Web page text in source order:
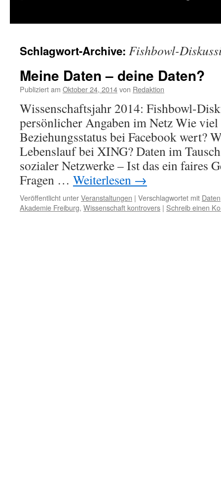
Schlagwort-Archive: Fishbowl-
Meine Daten – deine Daten?
Publiziert am Oktober 24, 2014von Redaktion
Wissenschaftsjahr 2014: Fishbowl-
persönlicher Angaben im Netz Wie
Beziehungsstatus bei Facebook wert?
Lebenslauf bei XING? Daten im
sozialer Netzwerke – Ist das ein faires
Fragen … Weiterlesen →
Veröffentlicht unterVeranstaltungen | Verschlagwortet mit Daten
Akademie Freiburg, Wissenschaft kontrovers | Schreib einen